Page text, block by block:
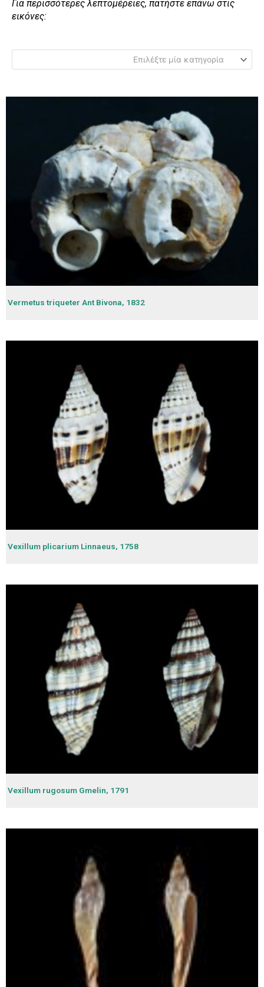
Για περισσότερες λεπτομέρειες, πατήστε επάνω στις
εικόνες:
Επιλέξτε μία κατηγορία
Vermetus triqueter Ant Bivona, 1832
Vexillum plicarium Linnaeus, 1758
Vexillum rugosum Gmelin, 1791